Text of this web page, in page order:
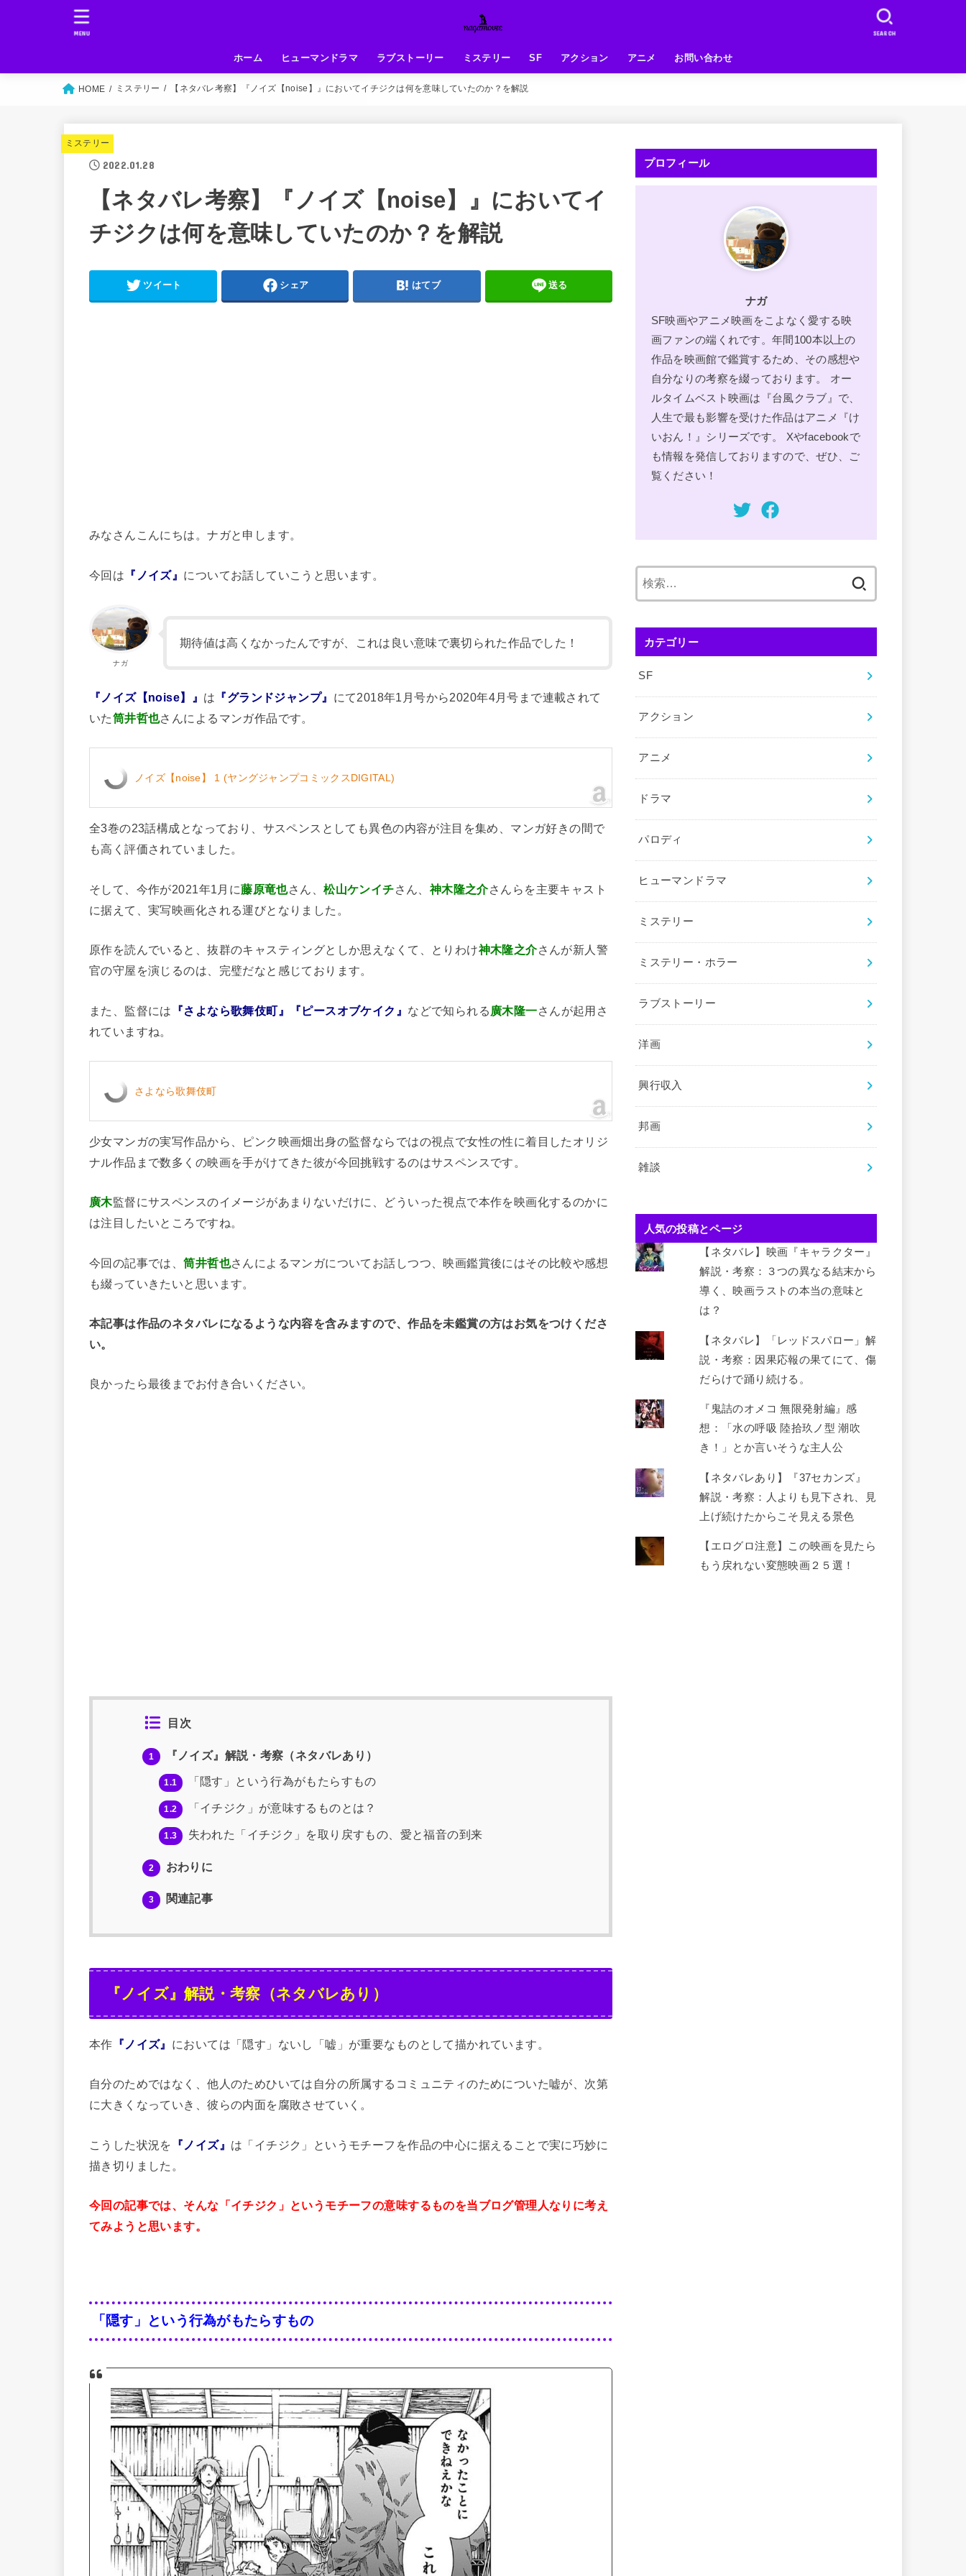
ホーム ヒューマンドラマ ラブストーリー ミステリー SF アクション アニメ お問い合わせ
SEARCH
MENU
HOME ミステリー 【ネタバレ考察】『ノイズ【noise】』においてイチジクは何を意味していたのか？を解説
ミステリー
2022.01.28
【ネタバレ考察】『ノイズ【noise】』においてイ
チジクは何を意味していたのか？を解説
ツイート シェア はてブ 送る
みなさんこんにちは。ナガと申します。
今回は 『ノイズ』 についてお話していこうと思います。
ナガ
期待値は高くなかったんですが、これは良い意味で裏切られた作品でした！
『ノイズ【noise】』 は 『グランドジャンプ』 にて2018年1月号から2020年4月号まで連載されて
いた筒井哲也さんによるマンガ作品です。
ノイズ【noise】 1 (ヤングジャンプコミックスDIGITAL)
全3巻の23話構成となっており、サスペンスとしても異色の内容が注目を集め、マンガ好きの間で
も高く評価されていました。
そして、今作が2021年1月に藤原竜也さん、松山ケンイチさん、神木隆之介さんらを主要キャスト
に据えて、実写映画化される運びとなりました。
原作を読んでいると、抜群のキャスティングとしか思えなくて、とりわけ神木隆之介さんが新人警
官の守屋を演じるのは、完璧だなと感じております。
また、監督には 『さよなら歌舞伎町』『ピースオブケイク』 などで知られる 廣木隆一さんが起用さ
れていますね。
さよなら歌舞伎町
少女マンガの実写作品から、ピンク映画畑出身の監督ならではの視点で女性の性に着目したオリジ
ナル作品まで数多くの映画を手がけてきた彼が今回挑戦するのはサスペンスです。
廣木監督にサスペンスのイメージがあまりないだけに、どういった視点で本作を映画化するのかに
は注目したいところですね。
今回の記事では、筒井哲也さんによるマンガについてお話しつつ、映画鑑賞後にはその比較や感想
も綴っていきたいと思います。
本記事は作品のネタバレになるような内容を含みますので、作品を未鑑賞の方はお気をつけくださ
い。
良かったら最後までお付き合いください。
目次
1 『ノイズ』解説・考察（ネタバレあり）
1.1 「隠す」という行為がもたらすもの
1.2 「イチジク」が意味するものとは？
1.3 失われた「イチジク」を取り戻すもの、愛と福音の到来
2 おわりに
3 関連記事
『ノイズ』解説・考察（ネタバレあり）
本作 『ノイズ』 においては「隠す」ないし「嘘」が重要なものとして描かれています。
自分のためではなく、他人のためひいては自分の所属するコミュニティのためについた嘘が、次第
に大きくなっていき、彼らの内面を腐敗させていく。
こうした状況を 『ノイズ』 は「イチジク」というモチーフを作品の中心に据えることで実に巧妙に
描き切りました。
今回の記事では、そんな「イチジク」というモチーフの意味するものを当ブログ管理人なりに考え
てみようと思います。
「隠す」という行為がもたらすもの
プロフィール
ナガ
SF映画やアニメ映画をこよなく愛する映
画ファンの端くれです。年間100本以上の
作品を映画館で鑑賞するため、その感想や
自分なりの考察を綴っております。 オー
ルタイムベスト映画は『台風クラブ』で、
人生で最も影響を受けた作品はアニメ『け
いおん！』シリーズです。 Xやfacebookで
も情報を発信しておりますので、ぜひ、ご
覧ください！
カテゴリー
SF
アクション
アニメ
ドラマ
パロディ
ヒューマンドラマ
ミステリー
ミステリー・ホラー
ラブストーリー
洋画
興行収入
邦画
雑談
人気の投稿とページ
【ネタバレ】映画『キャラクター』
解説・考察：３つの異なる結末から
導く、映画ラストの本当の意味と
は？
【ネタバレ】「レッドスパロー」解
説・考察：因果応報の果てにて、傷
だらけで踊り続ける。
『鬼詰のオメコ 無限発射編』感
想：「水の呼吸 陸拾玖ノ型 潮吹
き！」とか言いそうな主人公
【ネタバレあり】『37セカンズ』
解説・考察：人よりも見下され、見
上げ続けたからこそ見える景色
【エログロ注意】この映画を見たら
もう戻れない変態映画２５選！